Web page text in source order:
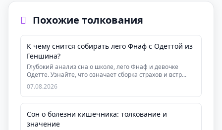
Похожие толкования
К чему снится собирать лего Фнаф с Одеттой из
Геншина?
Глубокий анализ сна о школе, лего Фнаф и девочке
Одетте. Узнайте, что означает сборка страхов и встр...
07.08.2026
Сон о болезни кишечника: толкование и
значение